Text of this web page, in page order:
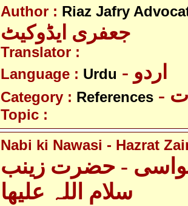
Author : Riaz Jafry
جعفری ایڈوکیٹ
Translator :
Language : Urdu - اردو
Category : References
Topic :
Nabi ki Nawasi - Hazrat
- حضرت زینب